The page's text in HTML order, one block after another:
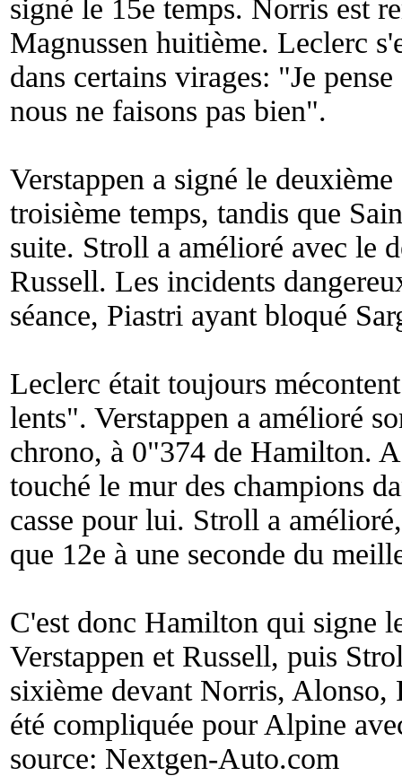
signé le 15e temps. Norris est
Magnussen huitième. Leclerc
dans certains virages: "Je
nous ne faisons pas bien".
Verstappen a signé le
troisième temps, tandis que
suite. Stroll a amélioré avec le
Russell. Les incidents
séance, Piastri ayant bloqué
Leclerc était toujours
lents". Verstappen a amélioré
chrono, à 0"374 de Hamilton.
touché le mur des champions
casse pour lui. Stroll a
que 12e à une seconde du
C'est donc Hamilton qui signe
Verstappen et Russell, puis
sixième devant Norris, Alonso,
été compliquée pour Alpine
source: Nextgen-Auto.com